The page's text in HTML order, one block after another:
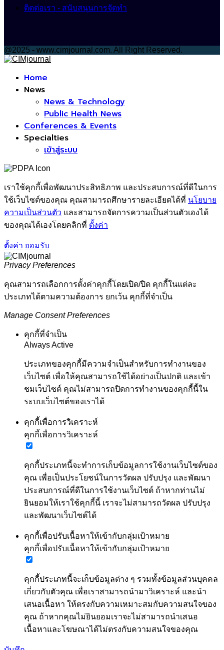
ติดต่อเรา - สนับสนุนการจัดทำ
@2025 - www.cimjournal.com. All Right Reserved.
Home
News
News & Technology
Public Health News
Conferences & Events
Specialties
เข้าสู่ระบบ
เราใช้คุกกี้เพื่อพัฒนาประสิทธิภาพ และประสบการณ์ที่ดีในการ
ใช้เว็บไซต์ของคุณ คุณสามารถศึกษารายละเอียดได้ที่ นโยบาย
ความเป็นส่วนตัว และสามารถจัดการความเป็นส่วนตัวเองได้
ของคุณได้เองโดยคลิกที่ ตั้งค่า
ตั้งค่า ยอมรับ
Privacy Preferences
คุณสามารถเลือกการตั้งค่าคุกกี้โดยเปิด/ปิด คุกกี้ในแต่ละ
ประเภทได้ตามความต้องการ ยกเว้น คุกกี้ที่จำเป็น
Manage Consent Preferences
คุกกี้ที่จำเป็น
Always Active
ประเภทของคุกกี้มีความจำเป็นสำหรับการทำงานของ
เว็บไซต์ เพื่อให้คุณสามารถใช้ได้อย่างเป็นปกติ และเข้า
ชมเว็บไซต์ คุณไม่สามารถปิดการทำงานของคุกกี้นี้ใน
ระบบเว็บไซต์ของเราได้
คุกกี้เพื่อการวิเคราะห์
คุกกี้เพื่อการวิเคราะห์
คุกกี้ประเภทนี้จะทำการเก็บข้อมูลการใช้งานเว็บไซต์ของ
คุณ เพื่อเป็นประโยชน์ในการวัดผล ปรับปรุง และพัฒนา
ประสบการณ์ที่ดีในการใช้งานเว็บไซต์ ถ้าหากท่านไม่
ยินยอมให้เราใช้คุกกี้นี้ เราจะไม่สามารถวัดผล ปรับปรุง
และพัฒนาเว็บไซต์ได้
คุกกี้เพื่อปรับเนื้อหาให้เข้ากับกลุ่มเป้าหมาย
คุกกี้เพื่อปรับเนื้อหาให้เข้ากับกลุ่มเป้าหมาย
คุกกี้ประเภทนี้จะเก็บข้อมูลต่าง ๆ รวมทั้งข้อมูลส่วนบุคคล
เกี่ยวกับตัวคุณ เพื่อเราสามารถนำมาวิเคราะห์ และนำ
เสนอเนื้อหา ให้ตรงกับความเหมาะสมกับความสนใจของ
คุณ ถ้าหากคุณไม่ยินยอมเราจะไม่สามารถนำเสนอ
เนื้อหาและโฆษณาได้ไม่ตรงกับความสนใจของคุณ